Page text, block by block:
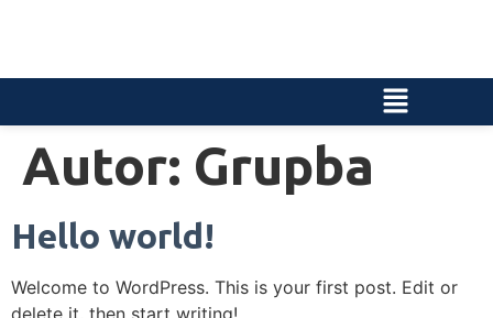
Autor: Grupba
Hello world!
Welcome to WordPress. This is your first post. Edit or